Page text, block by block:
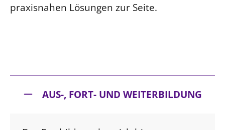
praxisnahen Lösungen zur Seite.
AUS-, FORT- UND WEITERBILDUNG